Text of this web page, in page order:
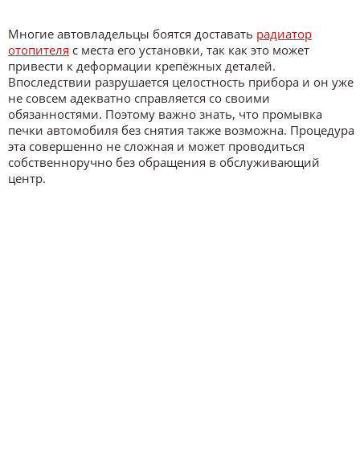
Многие автовладельцы боятся доставать радиатор
отопителя с места его установки, так как это может
привести к деформации крепёжных деталей.
Впоследствии разрушается целостность прибора и он уже
не совсем адекватно справляется со своими
обязанностями. Поэтому важно знать, что промывка
печки автомобиля без снятия также возможна. Процедура
эта совершенно не сложная и может проводиться
собственноручно без обращения в обслуживающий
центр.